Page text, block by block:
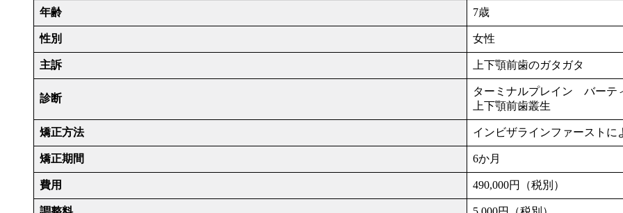
年齢 7歳
性別 女性
主訴 上下顎前歯のガタガタ
診断
ターミナルプレイン バーテ
上下顎前歯叢生
矯正方法 インビザラインファーストに
矯正期間 6か月
費用 490,000円（税別）